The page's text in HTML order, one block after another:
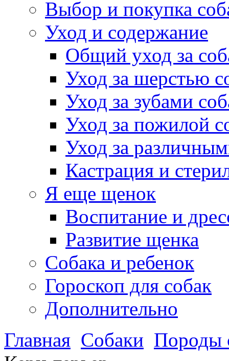
Выбор и покупка
Уход и содержание
Общий уход за
Уход за шерстью
Уход за зубами
Уход за пожилой
Уход за
Кастрация и
Я еще щенок
Воспитание и
Развитие щенка
Собака и ребенок
Гороскоп для собак
Дополнительно
Главная Собаки Породы